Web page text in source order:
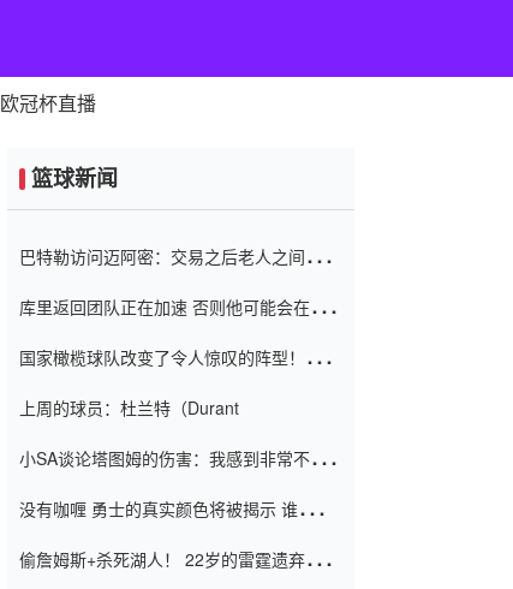
欧冠杯直播
篮球新闻
巴特勒访问迈阿密：交易之后老人之间的第
库里返回团队正在加速 否则他可能会在下
起了人们的关注
国家橄榄球队改变了令人惊叹的阵型！伊万
上周的球员：杜兰特（Durant
小SA谈论塔图姆的伤害：我感到非常不舒
没有咖喱 勇士的真实颜色将被揭示 谁注意
偷詹姆斯+杀死湖人！ 22岁的雷霆遗弃儿子